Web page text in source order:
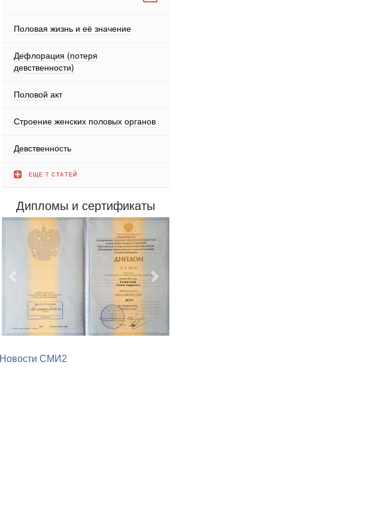
Половая жизнь и её значение
Дефлорация (потеря
девственности)
Половой акт
Строение женских половых органов
Девственность
ЕЩЕ 7 СТАТЕЙ
Дипломы и сертификаты
Предыдущий Следующий
Новости СМИ2